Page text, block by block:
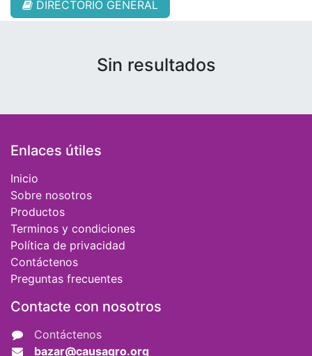
DIRECTORIO GENERAL
Sin resultados
Enlaces útiles
Inicio
Sobre nosotros
Productos
Terminos y condiciones
Política de privacidad
Contáctenos
Preguntas frecuentes
Contacte con nosotros
Contáctenos
bazar@causaqro.org